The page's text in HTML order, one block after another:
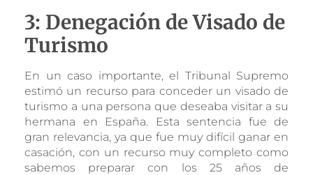
3: Denegación de Visado de
Turismo
En un caso importante, el Tribunal Supremo
estimó un recurso para conceder un visado de
turismo a una persona que deseaba visitar a su
hermana en España. Esta sentencia fue de
gran relevancia, ya que fue muy difícil ganar en
casación, con un recurso muy completo como
sabemos preparar con los 25 años de